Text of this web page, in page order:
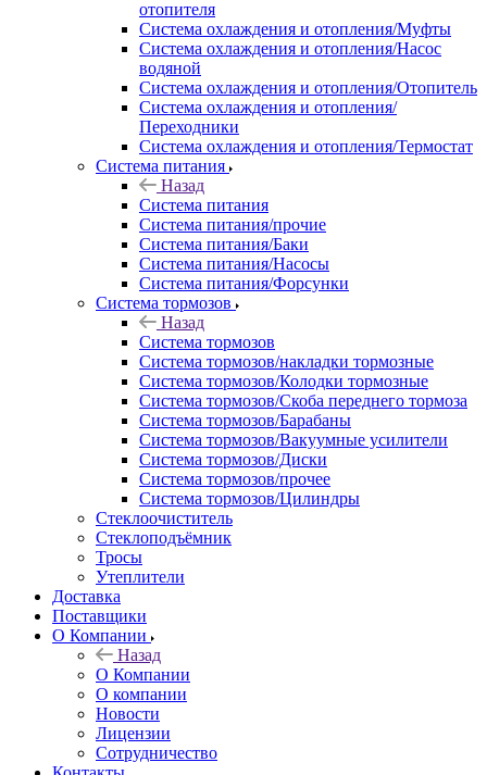
отопителя
Система охлаждения и отопления/Муфты
Система охлаждения и отопления/Насос
водяной
Система охлаждения и отопления/Отопитель
Система охлаждения и отопления/
Переходники
Система охлаждения и отопления/Термостат
Система питания
Назад
Система питания
Система питания/прочие
Система питания/Баки
Система питания/Насосы
Система питания/Форсунки
Система тормозов
Назад
Система тормозов
Система тормозов/накладки тормозные
Система тормозов/Колодки тормозные
Система тормозов/Скоба переднего тормоза
Система тормозов/Барабаны
Система тормозов/Вакуумные усилители
Система тормозов/Диски
Система тормозов/прочее
Система тормозов/Цилиндры
Стеклоочиститель
Стеклоподъёмник
Тросы
Утеплители
Доставка
Поставщики
О Компании
Назад
О Компании
О компании
Новости
Лицензии
Сотрудничество